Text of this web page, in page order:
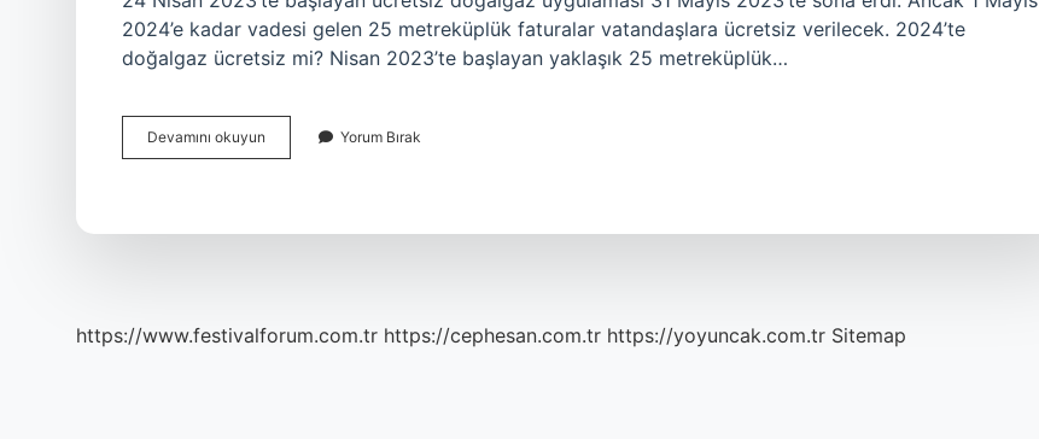
2024’e kadar vadesi gelen 25 metreküplük faturalar vatandaşlara ücretsiz verilecek. 2024’te
doğalgaz ücretsiz mi? Nisan 2023’te başlayan yaklaşık 25 metreküplük…
Devamını okuyun
Doğalgaz
Yorum Bırak
https://www.festivalforum.com.tr https://cephesan.com.tr https://yoyuncak.com.tr Sitemap